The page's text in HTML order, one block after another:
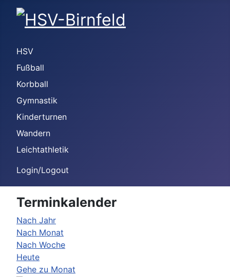
HSV
Fußball
Korbball
Gymnastik
Kinderturnen
Wandern
Leichtathletik
Login/Logout
Terminkalender
Nach Jahr
Nach Monat
Nach Woche
Heute
Gehe zu Monat